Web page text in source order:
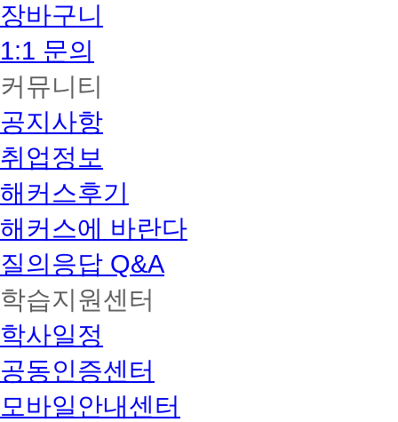
장바구니
1:1 문의
커뮤니티
공지사항
취업정보
해커스후기
해커스에 바란다
질의응답 Q&A
학습지원센터
학사일정
공동인증센터
모바일안내센터